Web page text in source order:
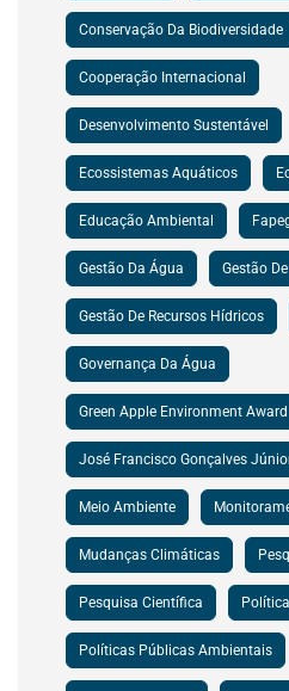
Conservação Da Biodiversidade
Cooperação Internacional
Desenvolvimento Sustentável
Ecossistemas Aquáticos
Educação Ambiental
Gestão Da Água Gestão
Gestão De Recursos Hídricos
Governança Da Água
Green Apple Environment Award
José Francisco Gonçalves
Meio Ambiente
Mudanças Climáticas
Pesquisa Científica
Políticas Públicas Ambientais